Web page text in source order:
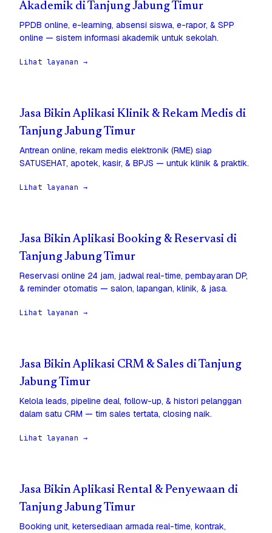
Akademik di Tanjung Jabung Timur
PPDB online, e-learning, absensi siswa, e-rapor, & SPP
online — sistem informasi akademik untuk sekolah.
Lihat layanan →
Jasa Bikin Aplikasi Klinik & Rekam Medis di
Tanjung Jabung Timur
Antrean online, rekam medis elektronik (RME) siap
SATUSEHAT, apotek, kasir, & BPJS — untuk klinik & praktik.
Lihat layanan →
Jasa Bikin Aplikasi Booking & Reservasi di
Tanjung Jabung Timur
Reservasi online 24 jam, jadwal real-time, pembayaran DP,
& reminder otomatis — salon, lapangan, klinik, & jasa.
Lihat layanan →
Jasa Bikin Aplikasi CRM & Sales di Tanjung
Jabung Timur
Kelola leads, pipeline deal, follow-up, & histori pelanggan
dalam satu CRM — tim sales tertata, closing naik.
Lihat layanan →
Jasa Bikin Aplikasi Rental & Penyewaan di
Tanjung Jabung Timur
Booking unit, ketersediaan armada real-time, kontrak,